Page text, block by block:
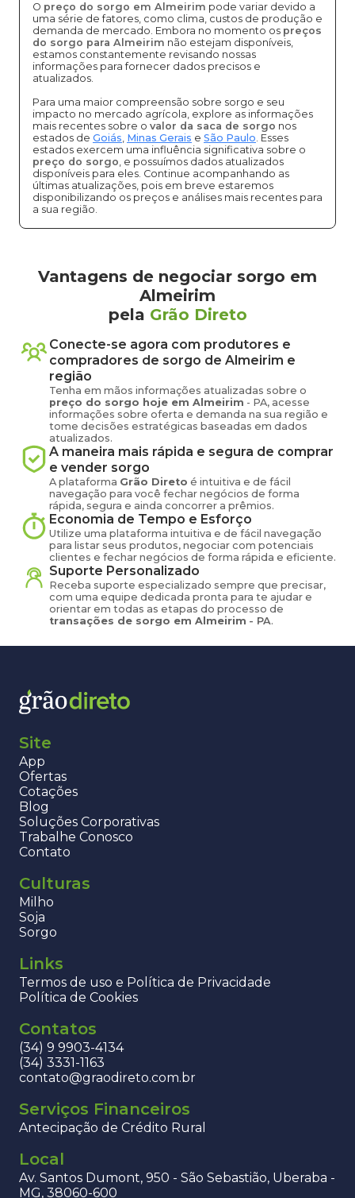
O preço do sorgo em Almeirim pode variar devido a
uma série de fatores, como clima, custos de produção e
demanda de mercado. Embora no momento os preços
do sorgo para Almeirim não estejam disponíveis,
estamos constantemente revisando nossas
informações para fornecer dados precisos e
atualizados.
Para uma maior compreensão sobre sorgo e seu
impacto no mercado agrícola, explore as informações
mais recentes sobre o valor da saca de sorgo nos
estados de Goiás, Minas Gerais e São Paulo. Esses
estados exercem uma influência significativa sobre o
preço do sorgo, e possuímos dados atualizados
disponíveis para eles. Continue acompanhando as
últimas atualizações, pois em breve estaremos
disponibilizando os preços e análises mais recentes para
a sua região.
Vantagens de negociar sorgo em
Almeirim
pela Grão Direto
Conecte-se agora com produtores e
compradores de sorgo de Almeirim e
região
Tenha em mãos informações atualizadas sobre o
preço do sorgo hoje em Almeirim - PA, acesse
informações sobre oferta e demanda na sua região e
tome decisões estratégicas baseadas em dados
atualizados.
A maneira mais rápida e segura de comprar
e vender sorgo
A plataforma Grão Direto é intuitiva e de fácil
navegação para você fechar negócios de forma
rápida, segura e ainda concorrer a prêmios.
Economia de Tempo e Esforço
Utilize uma plataforma intuitiva e de fácil navegação
para listar seus produtos, negociar com potenciais
clientes e fechar negócios de forma rápida e eficiente.
Suporte Personalizado
Receba suporte especializado sempre que precisar,
com uma equipe dedicada pronta para te ajudar e
orientar em todas as etapas do processo de
transações de sorgo em Almeirim - PA.
Site
App
Ofertas
Cotações
Blog
Soluções Corporativas
Trabalhe Conosco
Contato
Culturas
Milho
Soja
Sorgo
Links
Termos de uso e Política de Privacidade
Política de Cookies
Contatos
(34) 9 9903-4134
(34) 3331-1163
contato@graodireto.com.br
Serviços Financeiros
Antecipação de Crédito Rural
Local
Av. Santos Dumont, 950 - São Sebastião, Uberaba -
MG, 38060-600